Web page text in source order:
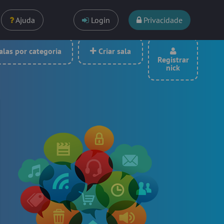
Ajuda Login Privacidade
por categoria
Criar sala
Registrar
nick